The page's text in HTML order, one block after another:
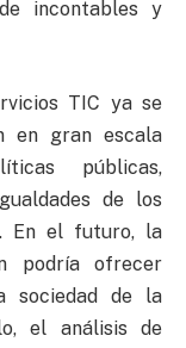
incontables y
TIC ya se
en gran escala
públicas,
de los
En el futuro, la
podría ofrecer
sociedad de la
el análisis de